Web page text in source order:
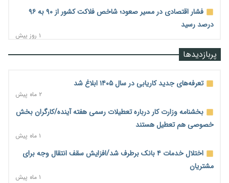
فشار اقتصادی در مسیر صعود؛ شاخص فلاکت کشور از ۹۰ به ۹۶
درصد رسید
۱ روز پیش
رشد ۷۵ هزار میلیاردی بازار خرید اعتباری؛ فین‌تک‌ها وارد میدان
آغاز اجرای پایلوت «ردا کارت» برای دانشجویان تحصیلات تکمیلی
۱ روز پیش
محدودیت تازه برای شبکه بانکی؛ افزایش سپرده قانونی با هدف
کنترل تورم
۱ روز پیش
پربازدیدها
تعرفه‌های جدید کاریابی در سال ۱۴۰۵ ابلاغ شد
۲ ماه پیش
بخشنامه وزارت کار درباره تعطیلات رسمی هفته آینده/کارگران بخش
خصوصی هم تعطیل هستند
۱ ماه پیش
اختلال خدمات ۴ بانک برطرف شد/افزایش سقف انتقال وجه برای
مشتریان
۱ ماه پیش